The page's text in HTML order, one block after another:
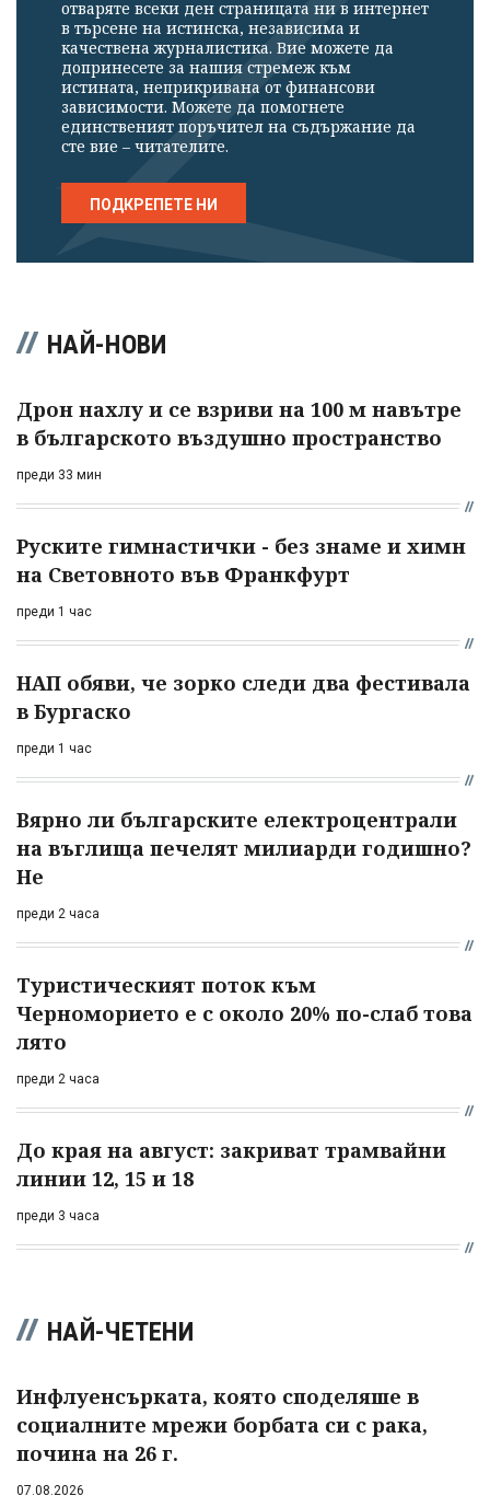
отваряте всеки ден страницата ни в интернет
в търсене на истинска, независима и
качествена журналистика. Вие можете да
допринесете за нашия стремеж към
истината, неприкривана от финансови
зависимости. Можете да помогнете
единственият поръчител на съдържание да
сте вие – читателите.
ПОДКРЕПЕТЕ НИ
НАЙ-НОВИ
Дрон нахлу и се взриви на 100 м навътре
в българското въздушно пространство
преди 33 мин
Руските гимнастички - без знаме и химн
на Световното във Франкфурт
преди 1 час
НАП обяви, че зорко следи два фестивала
в Бургаско
преди 1 час
Вярно ли българските електроцентрали
на въглища печелят милиарди годишно?
Не
преди 2 часа
Туристическият поток към
Черноморието е с около 20% по-слаб това
лято
преди 2 часа
До края на август: закриват трамвайни
линии 12, 15 и 18
преди 3 часа
НАЙ-ЧЕТЕНИ
Инфлуенсърката, която споделяше в
социалните мрежи борбата си с рака,
почина на 26 г.
07.08.2026